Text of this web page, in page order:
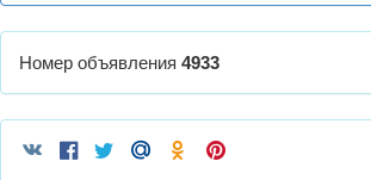
Номер объявления 4933